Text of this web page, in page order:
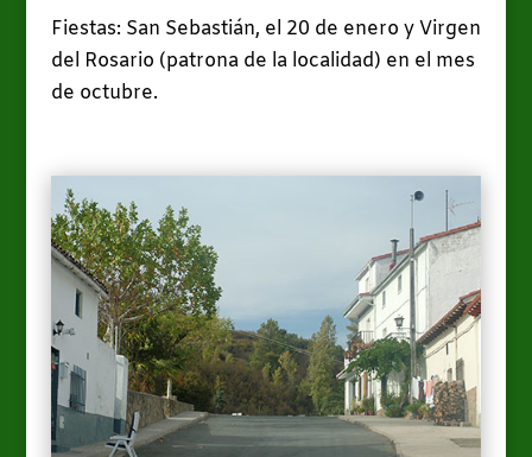
Fiestas: San Sebastián, el 20 de enero y Virgen
del Rosario (patrona de la localidad) en el mes
de octubre.